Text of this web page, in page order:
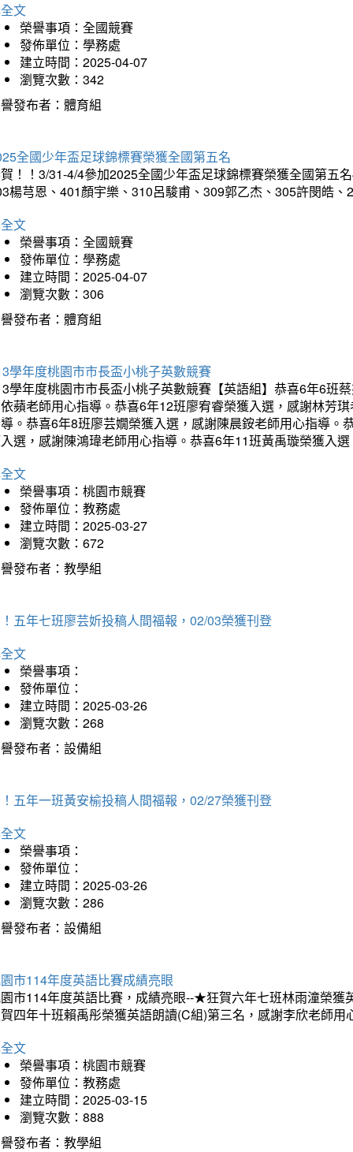
文
榮譽事項：全國競賽
發佈單位：學務處
建立時間：2025-04-07
瀏覽次數：342
發布者：體育組
全國少年盃足球錦標賽榮獲全國第五名
！！3/31-4/4參加2025全國少年盃足球錦標賽榮獲全國第五
楊芎恩、401顏宇樂、310呂駿甫、309郭乙杰、305許閔皓
文
榮譽事項：全國競賽
發佈單位：學務處
建立時間：2025-04-07
瀏覽次數：306
發布者：體育組
學年度桃園市市長盃小桃子英數競賽
學年度桃園市市長盃小桃子英數競賽【英語組】恭喜6年6班
蘋老師用心指導。恭喜6年12班廖宥睿榮獲入選，感謝林芳
。恭喜6年8班廖芸嫺榮獲入選，感謝陳晨銨老師用心指導
選，感謝陳鴻瑋老師用心指導。恭喜6年11班黃禹璇榮獲入
文
榮譽事項：桃園市競賽
發佈單位：教務處
建立時間：2025-03-27
瀏覽次數：672
發布者：教學組
五年七班廖芸妡投稿人間福報，02/03榮獲刊登
文
榮譽事項：
發佈單位：
建立時間：2025-03-26
瀏覽次數：268
發布者：設備組
五年一班黃安榆投稿人間福報，02/27榮獲刊登
文
榮譽事項：
發佈單位：
建立時間：2025-03-26
瀏覽次數：286
發布者：設備組
市114年度英語比賽成績亮眼
市114年度英語比賽，成績亮眼--★狂賀六年七班林雨潼榮
四年十班賴禹彤榮獲英語朗讀(C組)第三名，感謝李欣老師
文
榮譽事項：桃園市競賽
發佈單位：教務處
建立時間：2025-03-15
瀏覽次數：888
發布者：教學組